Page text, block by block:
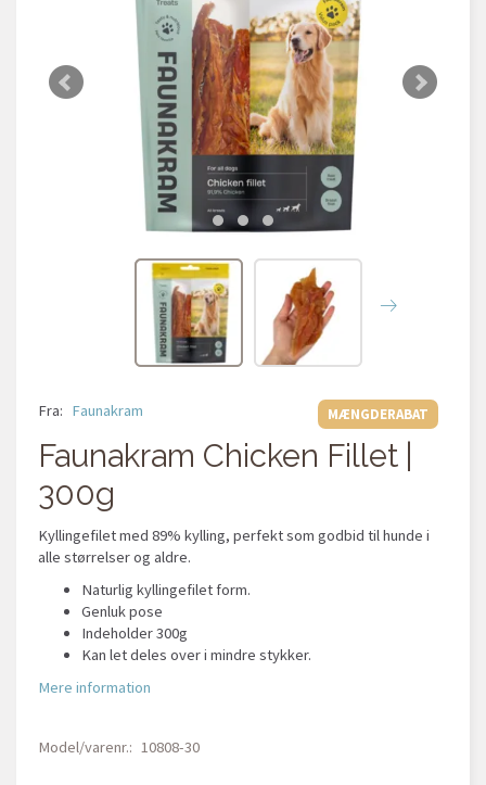
MÆNGDERABAT
Fra: Faunakram
Faunakram Chicken Fillet |
300g
Kyllingefilet med 89% kylling, perfekt som godbid til hunde i
alle størrelser og aldre.
Naturlig kyllingefilet form.
Genluk pose
Indeholder 300g
Kan let deles over i mindre stykker.
Mere information
Model/varenr.: 10808-30